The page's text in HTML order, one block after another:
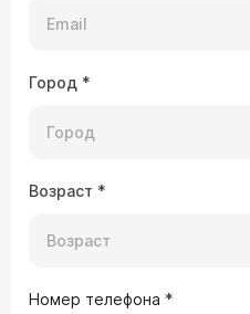
ребёнка 7 месяцев
Врач — гинеколог
после медикаментозного
единого мнения можно
отказаться от кормления
07.12.2024 MOMENTUM
Город *
Возраст *
Номер телефона *